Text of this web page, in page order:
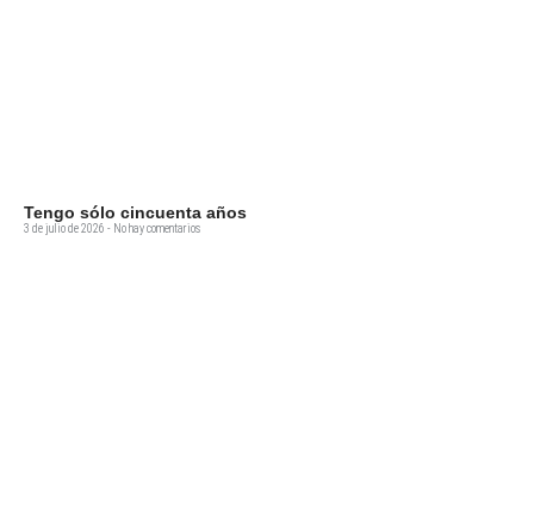
Tengo sólo cincuenta años
3 de julio de 2026 No hay comentarios